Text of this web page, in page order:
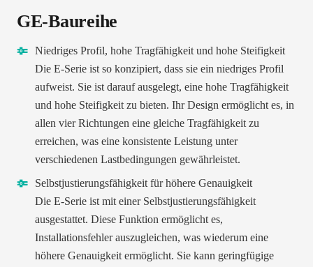
GE-Baureihe
Niedriges Profil, hohe Tragfähigkeit und hohe Steifigkeit
Die E-Serie ist so konzipiert, dass sie ein niedriges Profil
aufweist. Sie ist darauf ausgelegt, eine hohe Tragfähigkeit
und hohe Steifigkeit zu bieten. Ihr Design ermöglicht es, in
allen vier Richtungen eine gleiche Tragfähigkeit zu
erreichen, was eine konsistente Leistung unter
verschiedenen Lastbedingungen gewährleistet.
Selbstjustierungsfähigkeit für höhere Genauigkeit
Die E-Serie ist mit einer Selbstjustierungsfähigkeit
ausgestattet. Diese Funktion ermöglicht es,
Installationsfehler auszugleichen, was wiederum eine
höhere Genauigkeit ermöglicht. Sie kann geringfügige